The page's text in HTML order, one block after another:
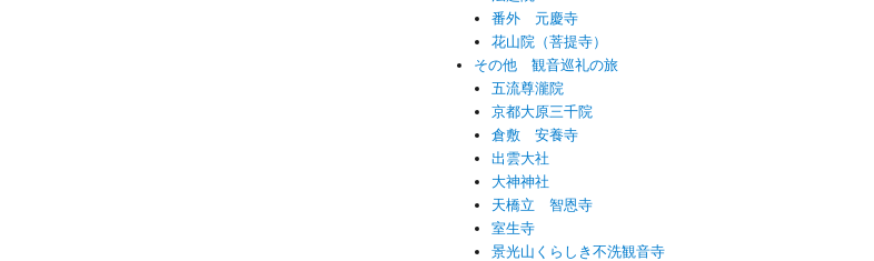
番外 元慶寺
花山院（菩提寺）
その他 観音巡礼の旅
五流尊瀧院
京都大原三千院
倉敷 安養寺
出雲大社
大神神社
天橋立 智恩寺
室生寺
景光山くらしき不洗観音寺